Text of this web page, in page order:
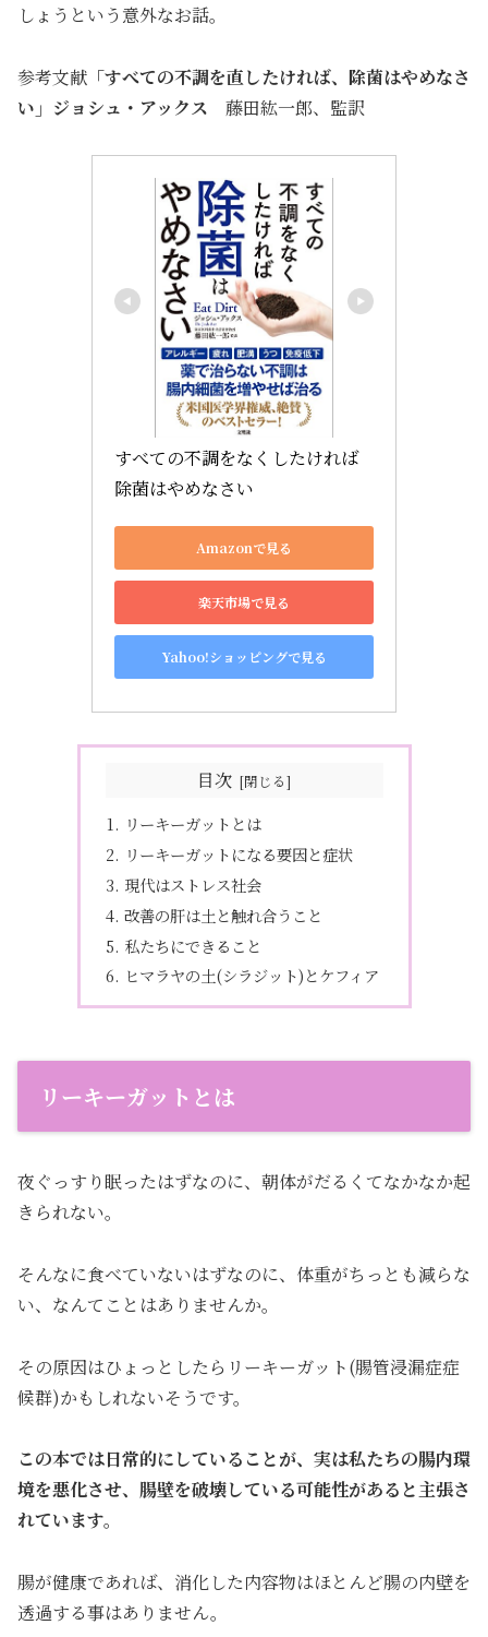
しょうという意外なお話。
参考文献 「すべての不調を直したければ、除菌はやめなさ
い」ジョシュ・アックス 藤田紘一郎、監訳
すべての不調をなくしたければ
除菌はやめなさい
Amazonで見る
楽天市場で見る
Yahoo!ショッピングで見る
目次
リーキーガットとは
リーキーガットになる要因と症状
現代はストレス社会
改善の肝は土と触れ合うこと
私たちにできること
ヒマラヤの土(シラジット)とケフィア
リーキーガットとは
夜ぐっすり眠ったはずなのに、朝体がだるくてなかなか起
きられない。
そんなに食べていないはずなのに、体重がちっとも減らな
い、なんてことはありませんか。
その原因はひょっとしたらリーキーガット(腸管浸漏症症
候群)かもしれないそうです。
この本では日常的にしていることが、実は私たちの腸内環
境を悪化させ、腸壁を破壊している可能性があると主張さ
れています。
腸が健康であれば、消化した内容物はほとんど腸の内壁を
透過する事はありません。